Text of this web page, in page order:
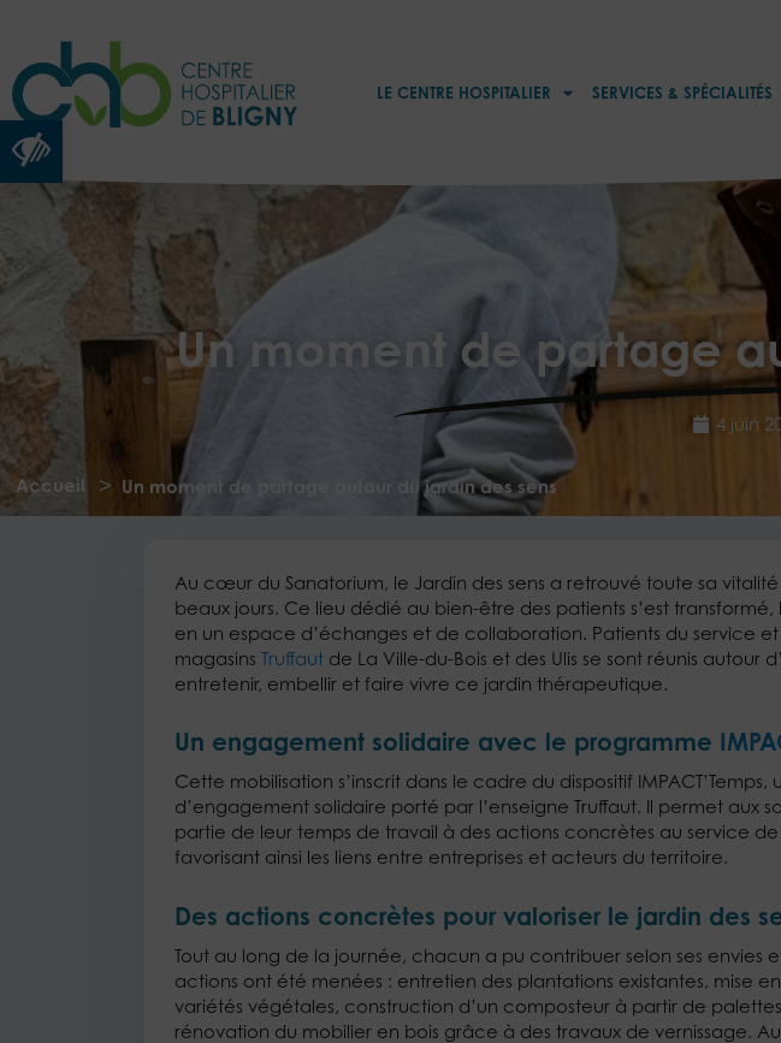
Ouvrir la barre d’outils
LE CENTRE HOSPITALIER SERVICES & SPÉCIALITÉS
Un moment de partage
4 juin
Accueil > Un moment de partage autour du jardin des sens
Au cœur du Sanatorium, le Jardin des sens a retrouvé toute sa
beaux jours. Ce lieu dédié au bien-être des patients s’est transformé,
en un espace d’échanges et de collaboration. Patients du service
magasinsTruffaut de La Ville-du-Bois et des Ulis se sont réunis autour
entretenir, embellir et faire vivre ce jardin thérapeutique.
Un engagement solidaire avec le programme
Cette mobilisation s’inscrit dans le cadre du dispositif
d’engagement solidaire porté par l’enseigne Truffaut. Il permet aux
partie de leur temps de travail à des actions concrètes au service de
favorisant ainsi les liens entre entreprises et acteurs du territoire.
Des actions concrètes pour valoriser le jardin des
Tout au long de la journée, chacun a pu contribuer selon ses envies
actions ont été menées : entretien des plantations existantes, mise
variétés végétales, construction d’un composteur à partir de
rénovation du mobilier en bois grâce à des travaux de vernissage.